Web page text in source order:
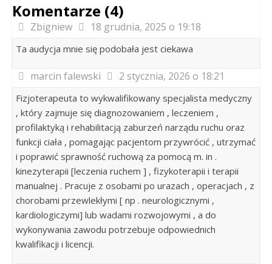
Komentarze (4)
Zbigniew 18 grudnia, 2025 o 19:18
Ta audycja mnie się podobała jest ciekawa
marcin falewski 2 stycznia, 2026 o 18:21
Fizjoterapeuta to wykwalifikowany specjalista medyczny
, który zajmuje się diagnozowaniem , leczeniem ,
profilaktyką i rehabilitacją zaburzeń narządu ruchu oraz
funkcji ciała , pomagając pacjentom przywrócić , utrzymać
i poprawić sprawność ruchową za pomocą m. in .
kinezyterapii [leczenia ruchem ] , fizykoterapii i terapii
manualnej . Pracuje z osobami po urazach , operacjach , z
chorobami przewlekłymi [ np . neurologicznymi ,
kardiologiczymi] lub wadami rozwojowymi , a do
wykonywania zawodu potrzebuje odpowiednich
kwalifikacji i licencji.